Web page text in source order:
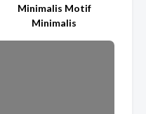
Minimalis Motif
Minimalis